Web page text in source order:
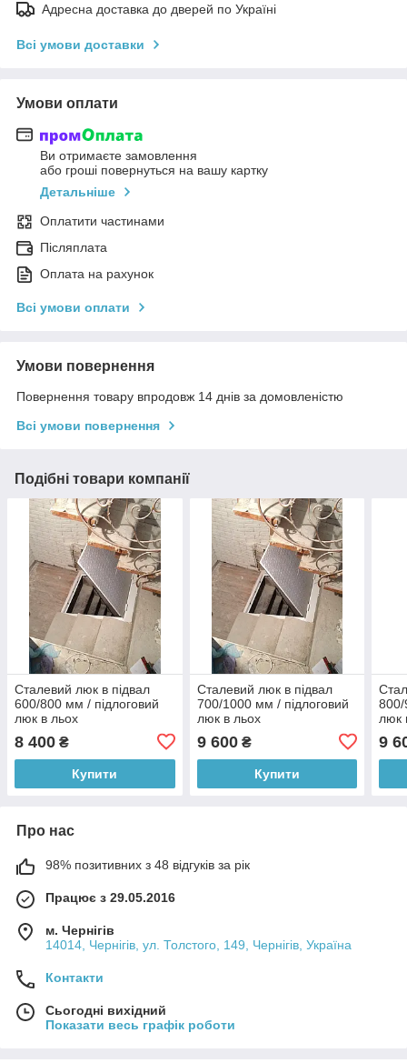
Адресна доставка до дверей по Україні
Всі умови доставки
Умови оплати
Ви отримаєте замовлення
або гроші повернуться на вашу картку
Детальніше
Оплатити частинами
Післяплата
Оплата на рахунок
Всі умови оплати
Умови повернення
Повернення товару впродовж 14 днів за домовленістю
Всі умови повернення
Подібні товари компанії
Сталевий люк в підвал
600/800 мм / підлоговий
люк в льох
8 400 ₴
Купити
Сталевий люк в підвал
700/1000 мм / підлоговий
люк в льох
9 600₴
Купити
800/
люк
9
Про нас
98% позитивних з 48 відгуків за рік
Працює з 29.05.2016
м. Чернігів
14014, Чернігів, ул. Толстого, 149, Чернігів, Україна
Контакти
Сьогодні вихідний
Показати весь графік роботи